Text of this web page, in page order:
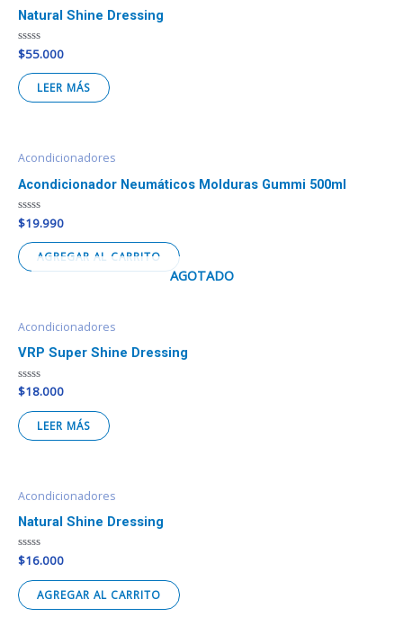
Natural Shine Dressing
Valorado
en
0
de
5
$55.000
LEER MÁS
Acondicionadores
Acondicionador Neumáticos Molduras Gummi 500ml
Valorado
en
0
de
5
$19.990
AGREGAR AL CARRITO
AGOTADO
Acondicionadores
VRP Super Shine Dressing
Valorado
en
0
de
5
$18.000
LEER MÁS
Acondicionadores
Natural Shine Dressing
Valorado
en
0
de
5
$16.000
AGREGAR AL CARRITO